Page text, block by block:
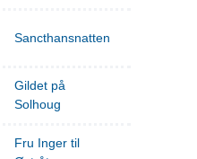
Sancthansnatten
Gildet på
Solhoug
Fru Inger til